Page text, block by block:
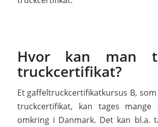
Hvor kan man
truckcertifikat?
Et gaffeltruckcertifikatkursus B,
truckcertifikat, kan tages
omkring i Danmark. Det kan bl.a.